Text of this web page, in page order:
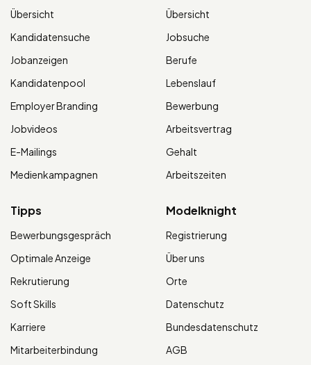
Übersicht
Kandidatensuche
Jobanzeigen
Kandidatenpool
Employer Branding
Jobvideos
E-Mailings
Medienkampagnen
Übersicht
Jobsuche
Berufe
Lebenslauf
Bewerbung
Arbeitsvertrag
Gehalt
Arbeitszeiten
Tipps
Bewerbungsgespräch
Optimale Anzeige
Rekrutierung
Soft Skills
Karriere
Mitarbeiterbindung
Modelknight
Registrierung
Über uns
Orte
Datenschutz
Bundesdatenschutz
AGB